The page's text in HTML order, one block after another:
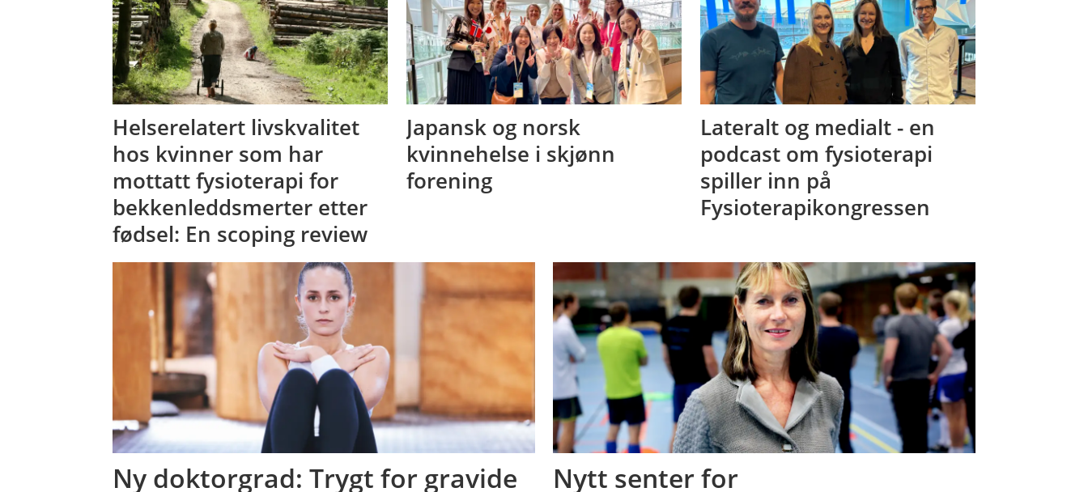
Helserelatert livskvalitet
hos kvinner som har
mottatt fysioterapi for
bekkenleddsmerter etter
fødsel: En scoping review
Japansk og norsk
kvinnehelse i skjønn
forening
Lateralt og medialt - en
podcast om fysioterapi
spiller inn på
Fysioterapikongressen
Ny doktorgrad: Trygt for gravide
Nytt senter for